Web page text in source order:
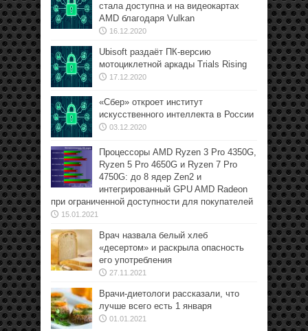
стала доступна и на видеокартах
AMD благодаря Vulkan
16.12.2020
Ubisoft раздаёт ПК-версию
мотоциклетной аркады Trials Rising
17.12.2020
«Сбер» откроет институт
искусственного интеллекта в России
03.12.2020
Процессоры AMD Ryzen 3 Pro 4350G,
Ryzen 5 Pro 4650G и Ryzen 7 Pro
4750G: до 8 ядер Zen2 и
интегрированный GPU AMD Radeon
при ограниченной доступности для покупателей
15.01.2021
Врач назвала белый хлеб
«десертом» и раскрыла опасность
его употребления
27.11.2021
Врачи-диетологи рассказали, что
лучше всего есть 1 января
01.01.2021